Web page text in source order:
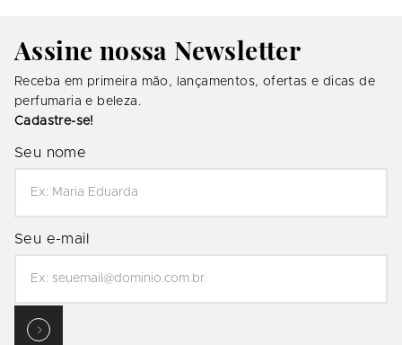
Assine nossa Newsletter
Receba em primeira mão, lançamentos, ofertas e dicas de
perfumaria e beleza.
Cadastre-se!
Seu nome
Seu e-mail